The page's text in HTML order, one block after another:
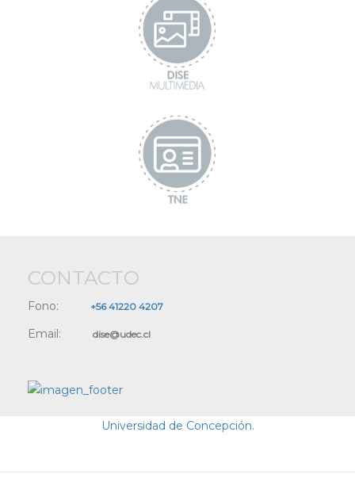
CONTACTO
Fono: +56 41220 4207
Email: dise@udec.cl
Universidad de Concepción.